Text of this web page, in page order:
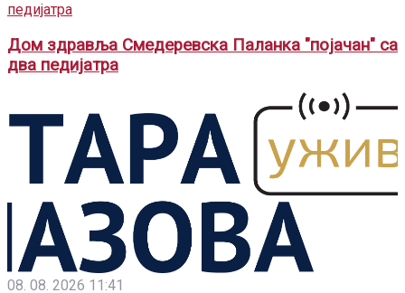
Дом здравља Смедеревска Паланка "појачан" са
два педијатра
08. 08. 2026 11:41